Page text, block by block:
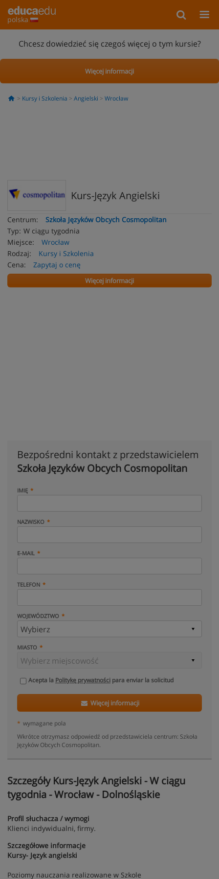
polska
Chcesz dowiedzieć się czegoś więcej o tym kursie?
Więcej informacji
Kursy i Szkolenia Angielski Wrocław
Kurs-Język Angielski
Centrum:
Szkoła Języków Obcych Cosmopolitan
Typ: W ciągu tygodnia
Miejsce:
Wrocław
Rodzaj:
Kursy i Szkolenia
Cena:
Zapytaj o cenę
Więcej informacji
Bezpośredni kontakt z przedstawicielem
Szkoła Języków Obcych Cosmopolitan
IMIĘ
NAZWISKO
E-MAIL
TELEFON
WOJEWÓDZTWO
MIASTO
Acepta la Politykę prywatności para enviar la solicitud
Więcej informacji
* wymagane pola
Wkrótce otrzymasz odpowiedź od przedstawiciela centrum: Szkoła
Języków Obcych Cosmopolitan.
Szczegóły Kurs-Język Angielski - W ciągu
tygodnia - Wrocław - Dolnośląskie
Profil słuchacza / wymogi
Klienci indywidualni, firmy.
Szczegółowe informacje
Kursy- Język angielski
Poziomy nauczania realizowane w Szkole